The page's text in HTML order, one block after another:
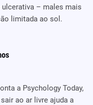
– males mais
limitada ao sol.
a Psychology Today,
ao ar livre ajuda a